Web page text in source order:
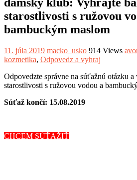
dámsky klub: Vyhrajte
starostlivosti s ružovou
bambuckým maslom
11. júla 2019 macko_usko 914 Views
kozmetika, Odpovedz a vyhraj
Odpovedzte správne na súťažnú otázku
starostlivosti s ružovou vodou a
Súťaž končí: 15.08.2019
CHCEM SÚŤAŽIŤ